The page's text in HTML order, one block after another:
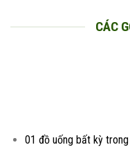
CÁC
01 đồ uống bất kỳ